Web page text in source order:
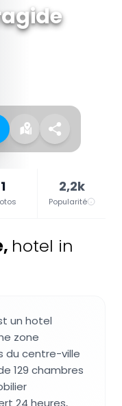
1 2,2k
Popularité
, hotel in
un hotel
zone
du centre-ville
129 chambres